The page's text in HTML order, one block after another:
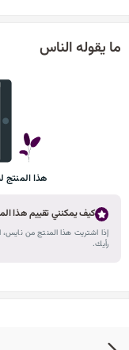
ما يقوله الناس
هذا المنتج
كيف يمكنني تقييم هذا
إذا اشتريت هذا المنتج من
رأيك.